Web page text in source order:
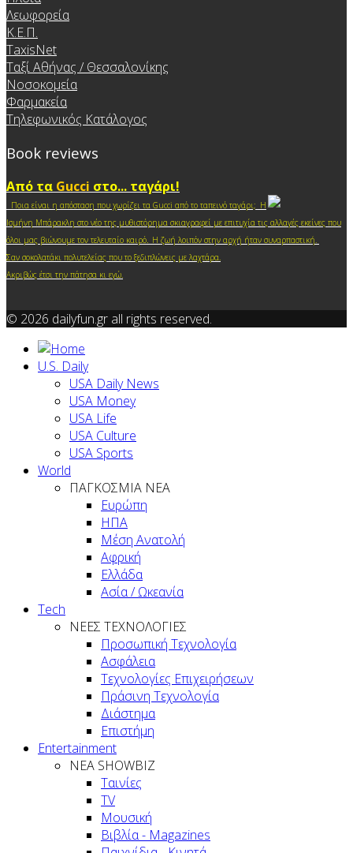
Λεωφορεία
Κ.Ε.Π.
TaxisNet
Ταξί Αθήνας / Θεσσαλονίκης
Νοσοκομεία
Φαρμακεία
Τηλεφωνικός Κατάλογος
Book reviews
Από τα Gucci στο... ταγάρι!
Ποια είναι η απόσταση που χωρίζει τα Gucci από το ταπεινό ταγάρι; Η
Ισμήνη Μπάρακλη στο νέο της μυθιστόρημα σκιαγραφεί με επιτυχία τις αλλαγές εκείνες που
όλοι μας βιώνουμε τον τελευταίο καιρό. Η ζωή λοιπόν στην αρχή ήταν συναρπαστική.
Σαν σοκολατάκι πολυτελείας που το ξεδιπλώνεις με λαχτάρα.
Ακριβώς έτσι την πάτησα κι εγώ.
© 2026 dailyfun.gr all rights reserved.
U.S. Daily
USA Daily News
USA Money
USA Life
USA Culture
USA Sports
World
ΠΑΓΚΟΣΜΙΑ ΝΕΑ
Ευρώπη
ΗΠΑ
Μέση Ανατολή
Αφρική
Ελλάδα
Ασία / Ωκεανία
Tech
ΝΕΕΣ ΤΕΧΝΟΛΟΓΙΕΣ
Προσωπική Τεχνολογία
Ασφάλεια
Τεχνολογίες Επιχειρήσεων
Πράσινη Τεχνολογία
Διάστημα
Επιστήμη
Entertainment
ΝΕΑ SHOWBIZ
Ταινίες
TV
Μουσική
Βιβλία - Magazines